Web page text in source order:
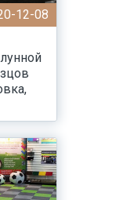
12-08